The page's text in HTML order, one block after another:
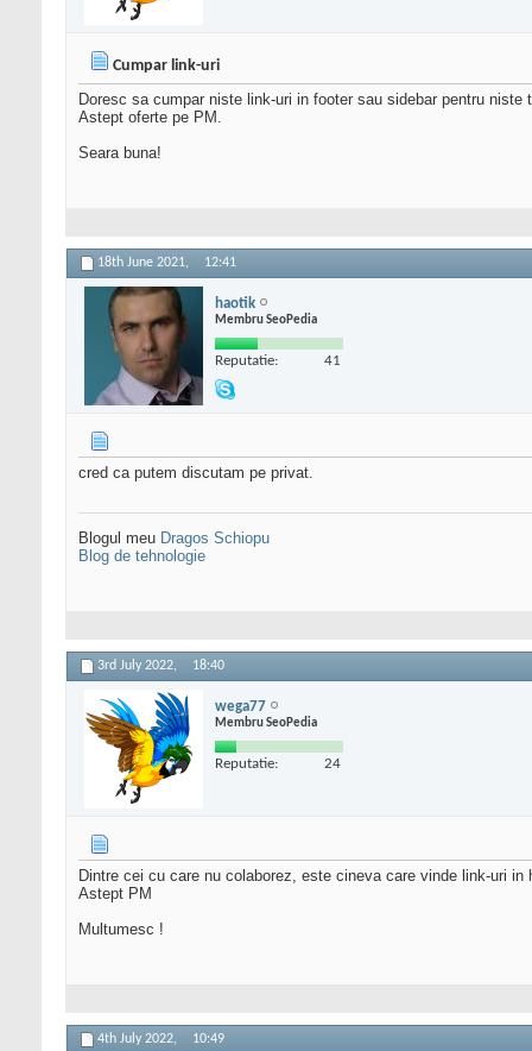
Cumpar link-uri
Doresc sa cumpar niste link-uri in footer sau sidebar pentru niste
Astept oferte pe PM.
Seara buna!
18th June 2021, 12:41
haotik
Membru SeoPedia
Reputatie: 41
cred ca putem discutam pe privat.
Blogul meu Dragos Schiopu
Blog de tehnologie
3rd July 2022, 18:40
wega77
Membru SeoPedia
Reputatie: 24
Dintre cei cu care nu colaborez, este cineva care vinde link-uri in
Astept PM
Multumesc !
4th July 2022, 10:49